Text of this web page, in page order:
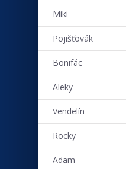
Miki
Pojišťovák
Bonifác
Aleky
Vendelín
Rocky
Adam